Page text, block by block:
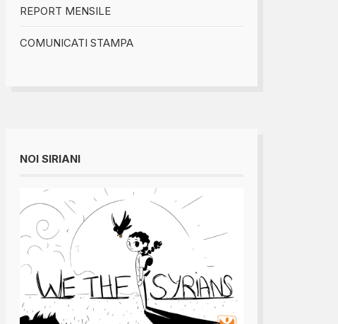
REPORT MENSILE
COMUNICATI STAMPA
NOI SIRIANI